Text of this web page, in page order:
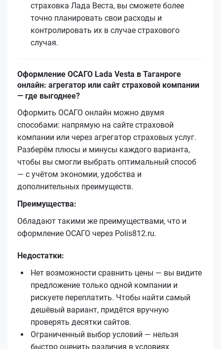
страховка Лада Веста, вы сможете более
точно планировать свои расходы и
контролировать их в случае страхового
случая.
Оформление ОСАГО Lada Vesta в Таганроге
онлайн: агрегатор или сайт страховой компании
— где выгоднее?
Оформить ОСАГО онлайн можно двумя
способами: напрямую на сайте страховой
компании или через агрегатор страховых услуг.
Разберём плюсы и минусы каждого варианта,
чтобы вы смогли выбрать оптимальный способ
— с учётом экономии, удобства и
дополнительных преимуществ.
Преимущества:
Обладают такими же преимуществами, что и
оформление ОСАГО через Polis812.ru.
Недостатки:
Нет возможности сравнить цены — вы видите
предложение только одной компании и
рискуете переплатить. Чтобы найти самый
дешёвый вариант, придётся вручную
проверять десятки сайтов.
Ограниченный выбор условий — нельзя
быстро оценить различия в условиях